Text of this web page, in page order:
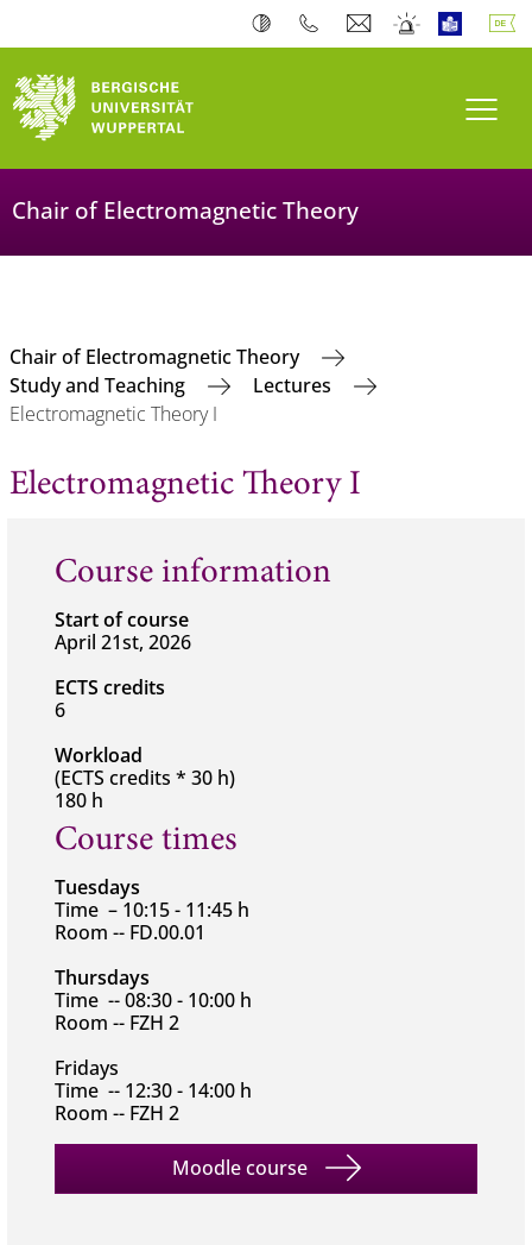
Chair of Electromagnetic Theory
Chair of Electromagnetic Theory
Study and Teaching
Lectures
Electromagnetic Theory I
Electromagnetic Theory I
Course information
Start of course
April 21st, 2026
ECTS credits
6
Workload
(ECTS credits * 30 h)
180 h
Course times
Tuesdays
Time – 10:15 - 11:45 h
Room -- FD.00.01
Thursdays
Time -- 08:30 - 10:00 h
Room -- FZH 2
Fridays
Time -- 12:30 - 14:00 h
Room -- FZH 2
Moodle course